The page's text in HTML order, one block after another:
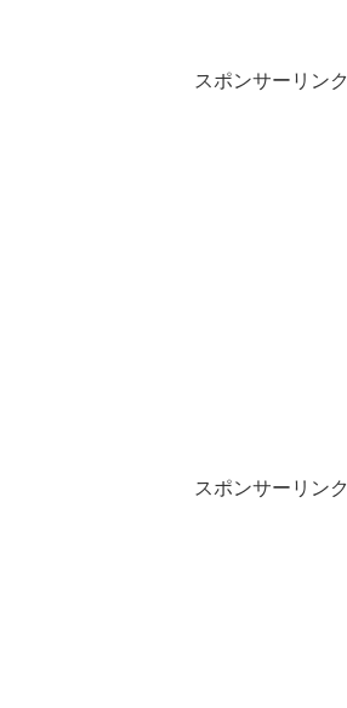
スポンサーリンク
スポンサーリンク